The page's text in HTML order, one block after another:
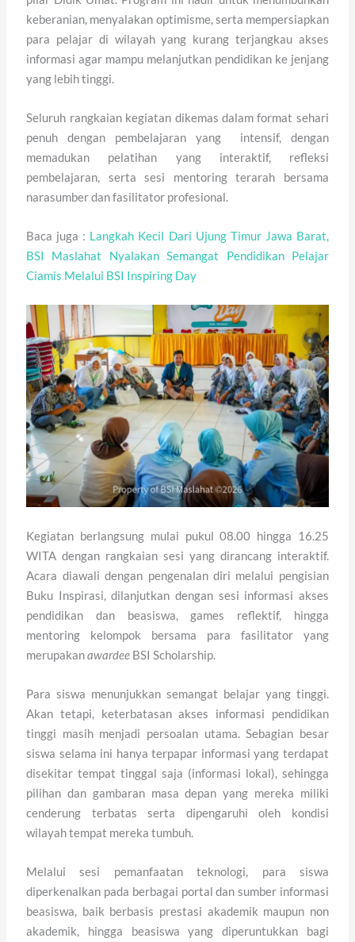
keberanian, menyalakan optimisme, serta mempersiapkan
para pelajar di wilayah yang kurang terjangkau akses
informasi agar mampu melanjutkan pendidikan ke jenjang
yang lebih tinggi.
Seluruh rangkaian kegiatan dikemas dalam format sehari
penuh dengan pembelajaran yang intensif, dengan
memadukan pelatihan yang interaktif, refleksi
pembelajaran, serta sesi mentoring terarah bersama
narasumber dan fasilitator profesional.
Baca juga : Langkah Kecil Dari Ujung Timur Jawa Barat,
BSI Maslahat Nyalakan Semangat Pendidikan Pelajar
Ciamis Melalui BSI Inspiring Day
Kegiatan berlangsung mulai pukul 08.00 hingga 16.25
WITA dengan rangkaian sesi yang dirancang interaktif.
Acara diawali dengan pengenalan diri melalui pengisian
Buku Inspirasi, dilanjutkan dengan sesi informasi akses
pendidikan dan beasiswa, games reflektif, hingga
mentoring kelompok bersama para fasilitator yang
merupakanawardee BSI Scholarship.
Para siswa menunjukkan semangat belajar yang tinggi.
Akan tetapi, keterbatasan akses informasi pendidikan
tinggi masih menjadi persoalan utama. Sebagian besar
siswa selama ini hanya terpapar informasi yang terdapat
disekitar tempat tinggal saja (informasi lokal), sehingga
pilihan dan gambaran masa depan yang mereka miliki
cenderung terbatas serta dipengaruhi oleh kondisi
wilayah tempat mereka tumbuh.
Melalui sesi pemanfaatan teknologi, para siswa
diperkenalkan pada berbagai portal dan sumber informasi
beasiswa, baik berbasis prestasi akademik maupun non
akademik, hingga beasiswa yang diperuntukkan bagi